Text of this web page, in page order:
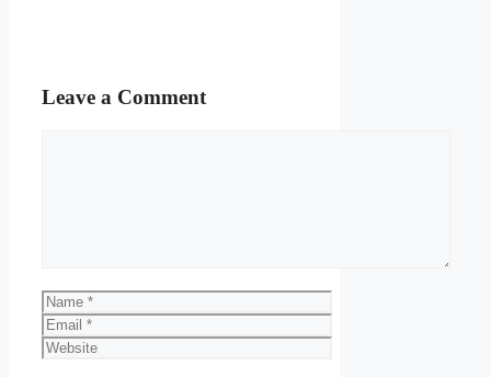
Leave a Comment
Name
Email
Website